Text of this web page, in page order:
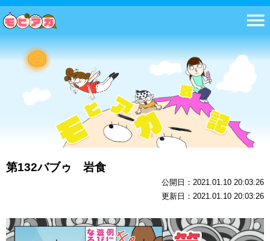
第132バブゥ 岩食
公開日：2021.01.10 20:03:26
更新日：2021.01.10 20:03:26